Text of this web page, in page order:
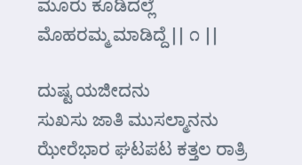
ಮೊಹರಮ್ಮ ಮಾಡಿದ್ದೆ || ೧ ||
ದುಷ್ಟ ಯಜೀದನು
ಸುಖಸು ಜಾತಿ ಮುಸಲ್ಮಾನನು
ಝೇರೆಭಾರ ಘಟಪಟ ಕತ್ತಲ ರಾತ್ರಿ